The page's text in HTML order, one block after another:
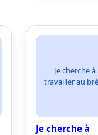
Je cherche à
travailler au
Je cherche à